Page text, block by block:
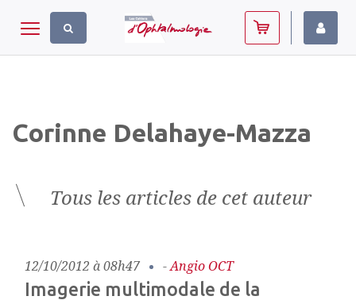
Toggle navigation
Corinne Delahaye-Mazza
Tous les articles de cet auteur
12/10/2012 à 08h47 -Angio OCT
Imagerie multimodale de la
Panneau de gestion des cookies